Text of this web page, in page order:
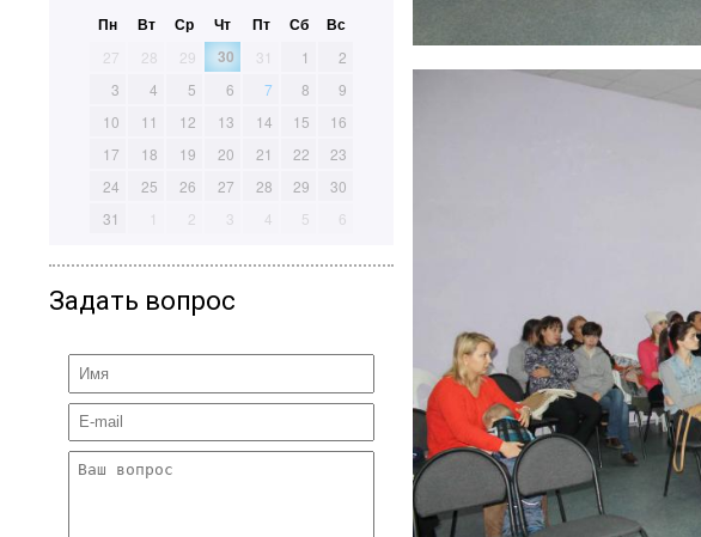
Пн Вт Ср Чт Пт Сб Вс
27 28 29 30 31 1
2
3
4 5 6 7 8
9
10
11 12 13 14 15
16
17
18 19 20 21 22
23
24
25 26 27 28 29
30
31
1 2 3 4 5 6
Задать вопрос